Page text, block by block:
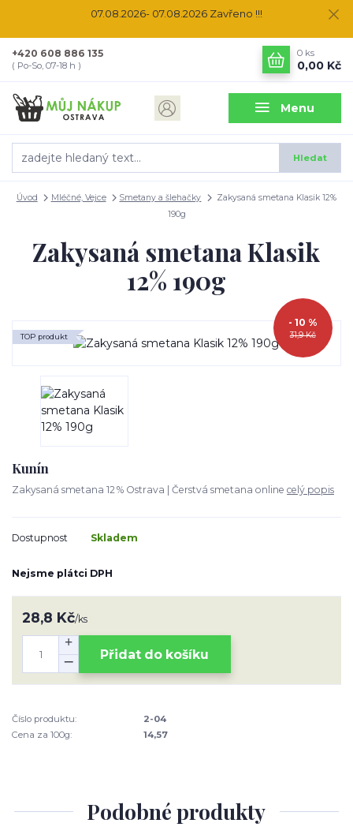
07.08.2026- 07.08.2026 Zavřeno !!!
Menu
Hledat
+420 608 886 135
( Po-So, 07-18 h )
0 ks
0,00 Kč
Úvod Mléčné, Vejce Smetany a šlehačky
Zakysaná smetana Klasik 12%
190g
Zakysaná smetana Klasik
12% 190g
TOP produkt 31,9 Kč
- 10 %
Kunín
Zakysaná smetana 12 % Ostrava | Čerstvá smetana online celý popis
Dostupnost Skladem
Nejsme plátci DPH
28,8 Kč/ks
Přidat do košíku
Číslo produktu:
2-04
Cena za 100g:
14,57
Podobné produkty